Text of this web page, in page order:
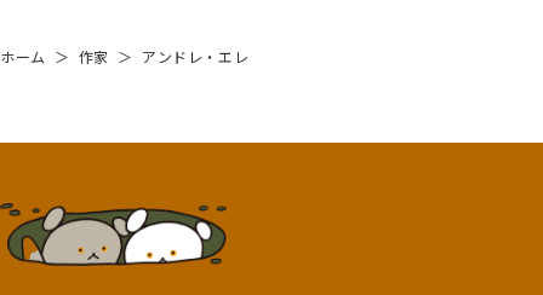
ホーム ＞ 作家 ＞ アンドレ・エレ